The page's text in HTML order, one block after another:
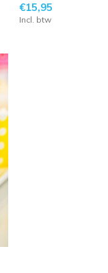
€15,95
Incl. btw